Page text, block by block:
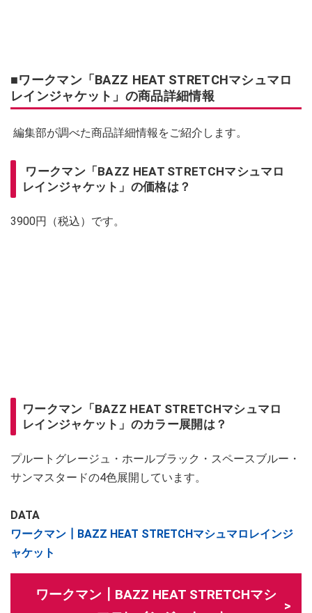
■ワークマン「BAZZ HEAT STRETCHマシュマロ
レインジャケット」の商品詳細情報
編集部が調べた商品詳細情報をご紹介します。
ワークマン「BAZZ HEAT STRETCHマシュマロ
レインジャケット」の価格は？
3900円（税込）です。
ワークマン「BAZZ HEAT STRETCHマシュマロ
レインジャケット」のカラー展開は？
プルートグレージュ・ホールブラック・スペースブルー・
サンマスタードの4色展開しています。
DATA
ワークマン┃BAZZ HEAT STRETCHマシュマロレインジ
ャケット
ワークマン┃BAZZ HEAT STRETCHマシ